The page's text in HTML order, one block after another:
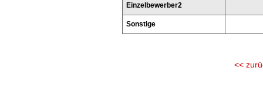
Einzelbewerber2
Sonstige
<<